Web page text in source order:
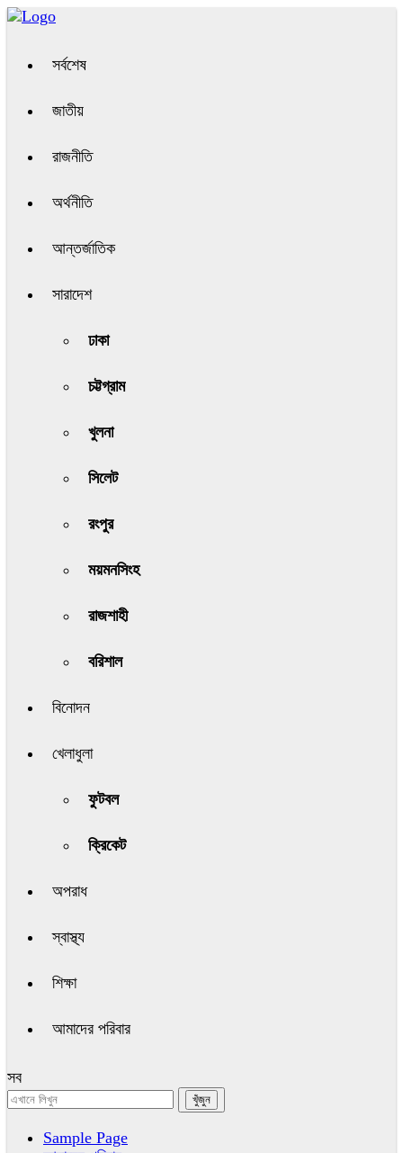
সর্বশেষ
জাতীয়
রাজনীতি
অর্থনীতি
আন্তর্জাতিক
সারাদেশ
ঢাকা
চট্টগ্রাম
খুলনা
সিলেট
রংপুর
ময়মনসিংহ
রাজশাহী
বরিশাল
বিনোদন
খেলাধুলা
ফুটবল
ক্রিকেট
অপরাধ
স্বাস্থ্য
শিক্ষা
আমাদের পরিবার
সব
Sample Page